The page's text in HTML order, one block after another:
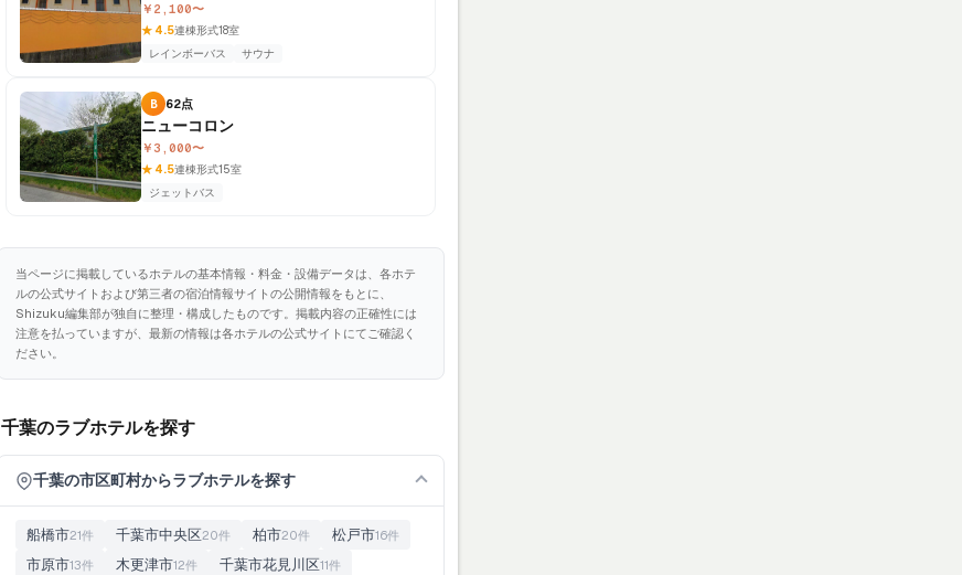
￥2,100〜
★ 4.5連棟形式18室
レインボーバス
サウナ
B 62点
ニューコロン
￥3,000〜
★ 4.5連棟形式15室
ジェットバス
当ページに掲載しているホテルの基本情報・料金・設備データは、各ホテ
ルの公式サイトおよび第三者の宿泊情報サイトの公開情報をもとに、
Shizuku編集部が独自に整理・構成したものです。掲載内容の正確性には
注意を払っていますが、最新の情報は各ホテルの公式サイトにてご確認く
ださい。
千葉のラブホテルを探す
千葉の市区町村からラブホテルを探す
船橋市21件 千葉市中央区20件 柏市20件 松戸市16件
市原市13件 木更津市12件 千葉市花見川区11件